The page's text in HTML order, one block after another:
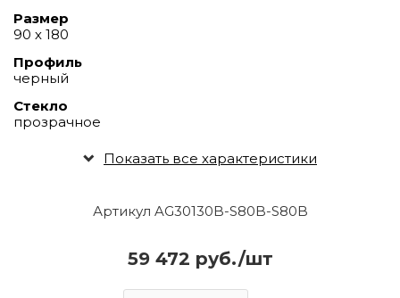
Артикул AG30130B-S80B-S80B
59 472 руб./шт
Размер
90 х 180
Профиль
черный
Стекло
прозрачное
Показать все характеристики